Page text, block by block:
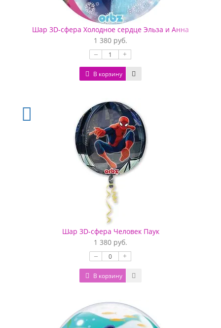
Шар 3D-сфера Холодное сердце Эльза и Анна
1 380 руб.
– +
В корзину
Шар 3D-сфера Человек Паук
1 380 руб.
– +
В корзину